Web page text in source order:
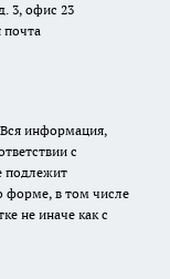
3, офис 23
почта
информация,
с
подлежит
форме, в том числе
не иначе как с